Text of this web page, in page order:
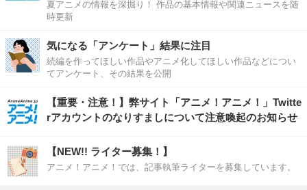
夏アニメの情報を深掘り！ 作品の基本情報や関連ニュースを随
時更新
気になる「アンケート」結果に注目
続編を作ってほしい作品やアニメ化してほしい作品などについ
てアンケート、その結果を公開
【重要・注意！】弊サイト「アニメ！アニメ！」Twitte
rアカウントのなりすましについて注意喚起のお知らせ
【NEW!! ライター募集！】
アニメ！アニメ！では、記事執筆ライターを募集しています。